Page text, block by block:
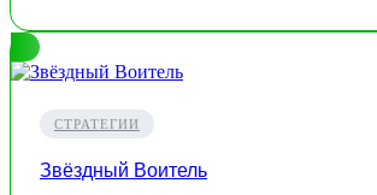
СТРАТЕГИИ
Звёздный Воитель